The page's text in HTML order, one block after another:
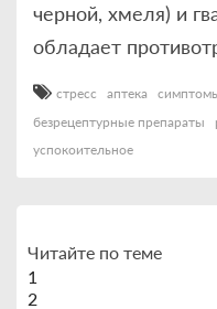
черной, хмеля) и
обладает
стресс аптека
безрецептурные препараты
успокоительное
Читайте по теме
1
2